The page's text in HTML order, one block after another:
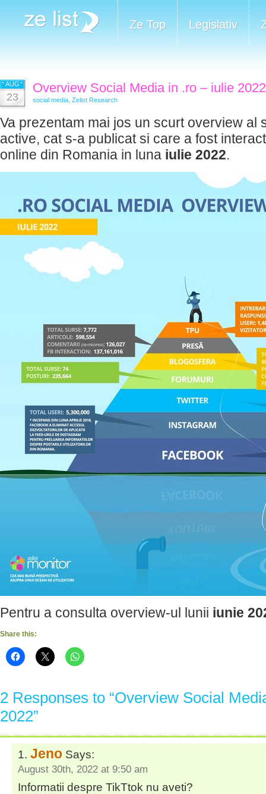
Ze Top Legislativ
AUG
23
Overview Social Media in .ro – iulie 2022​​
social media Zelist Research
Va prezentam mai jos un scurt overview al
active, cat s-a publicat si care a fost
online din Romania in luna iulie 2022.
Pentru a consulta overview-ul lunii iunie
Share this:
2 Responses to “Overview Social
2022​​”
Jeno Says:
August 30th, 2022 at 9:50 am
Informatii despre TikTtok nu aveti?